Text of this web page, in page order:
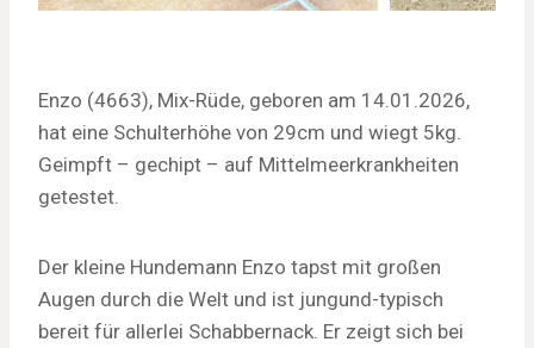
Enzo (4663), Mix-Rüde, geboren am 14.01.2026,
hat eine Schulterhöhe von 29cm und wiegt 5kg.
Geimpft – gechipt – auf Mittelmeerkrankheiten
getestet.
Der kleine Hundemann Enzo tapst mit großen
Augen durch die Welt und ist jungund-typisch
bereit für allerlei Schabbernack. Er zeigt sich bei